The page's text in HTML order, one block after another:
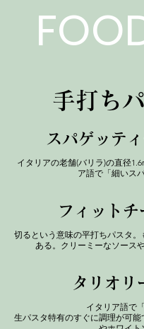
手打ち
スパゲッテ
イタリアの老舗(バリラ)の直径
ア語で「細いス
フィット
切るという意味の平打ちパスタ
ある。クリーミーなソース
タリオ
イタリア語で
生パスタ特有のすぐに調理が可